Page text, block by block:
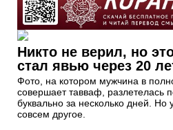
Никто не верил, но
стал явью через 20
Фото, на котором мужчина в
совершает тавваф, разлетелась
буквально за несколько дней. Но
совсем другое.